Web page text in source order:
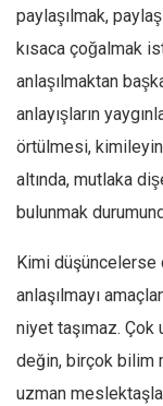
paylaşılmak,
kısaca çoğalmak
anlaşılmaktan
anlayışların
örtülmesi,
altında, mutlaka
bulunmak
Kimi düşüncelerse
anlaşılmayı
niyet taşımaz.
değin, birçok bilim
uzman